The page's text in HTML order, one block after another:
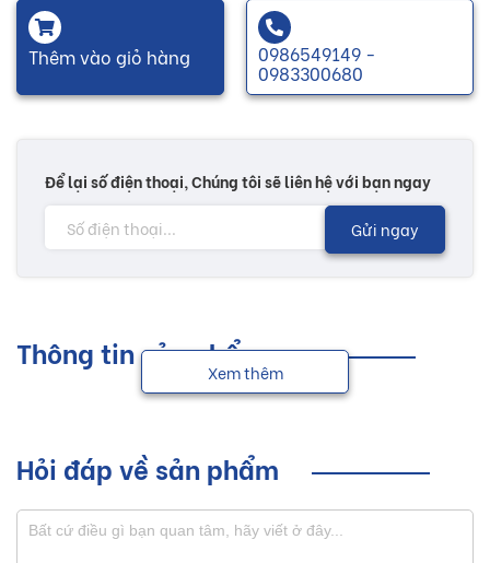
Thêm vào giỏ hàng 0986549149 -
0983300680
Để lại số điện thoại, Chúng tôi sẽ liên hệ với bạn ngay
Gửi ngay
Thông tin sản phẩm
Xem thêm
Hỏi đáp về sản phẩm